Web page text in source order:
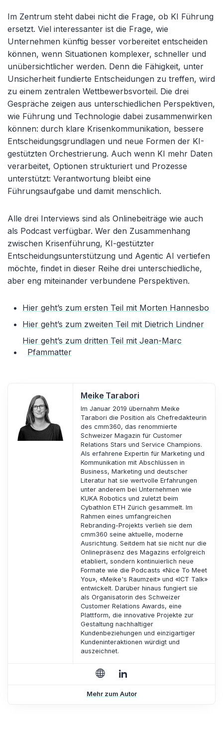
Im Zentrum steht dabei nicht die Frage, ob KI Führung
ersetzt. Viel interessanter ist die Frage, wie
Unternehmen künftig besser vorbereitet entscheiden
können, wenn Situationen komplexer, schneller und
unübersichtlicher werden. Denn die Fähigkeit, unter
Unsicherheit fundierte Entscheidungen zu treffen, wird
zu einem zentralen Wettbewerbsvorteil. Die drei
Gespräche zeigen aus unterschiedlichen Perspektiven,
wie Führung und Technologie dabei zusammenwirken
können: durch klare Krisenkommunikation, bessere
Entscheidungsgrundlagen und neue Formen der KI-
gestützten Orchestrierung. Auch wenn KI mehr Daten
verarbeitet, Optionen strukturiert und Prozesse
unterstützt: Verantwortung bleibt eine
Führungsaufgabe und damit menschlich.
Alle drei Interviews sind als Onlinebeiträge wie auch
als Podcast verfügbar. Wer den Zusammenhang
zwischen Krisenführung, KI-gestützter
Entscheidungsunterstützung und Agentic AI vertiefen
möchte, findet in dieser Reihe drei unterschiedliche,
aber eng miteinander verbundene Perspektiven.
Hier geht’s zum ersten Teil mit Morten Hannesbo
Hier geht’s zum zweiten Teil mit Dietrich Lindner
Hier geht’s zum dritten Teil mit Jean-Marc
Pfammatter
Meike Tarabori
Im Januar 2019 übernahm Meike
Tarabori die Position als Chefredakteurin
des cmm360, das renommierte
Schweizer Magazin für Customer
Relations Stars und Service Champions.
Als erfahrene Expertin für Marketing und
Kommunikation mit Abschlüssen in
Business, Marketing und deutscher
Literatur hat sie wertvolle Erfahrungen
unter anderem bei Unternehmen wie
KUKA Robotics und zuletzt beim
Cybathlon ETH Zürich gesammelt. Im
Rahmen eines umfangreichen
Rebranding-Projekts verlieh sie dem
cmm360 seine aktuelle, moderne
Ausrichtung. Seitdem hat sie nicht nur die
Onlinepräsenz des Magazins erfolgreich
etabliert, sondern kontinuierlich neue
Formate wie die Podcasts «Nice To Meet
You», «Meike's Raumzeit» und «ICT Talk»
entwickelt. Darüber hinaus fungiert sie
als Organisatorin des Schweizer
Customer Relations Awards, eine
Plattform, die innovative Projekte zur
Gestaltung nachhaltiger
Kundenbeziehungen und einzigartiger
Kundeninteraktionen würdigt und
auszeichnet.
Mehr zum Autor